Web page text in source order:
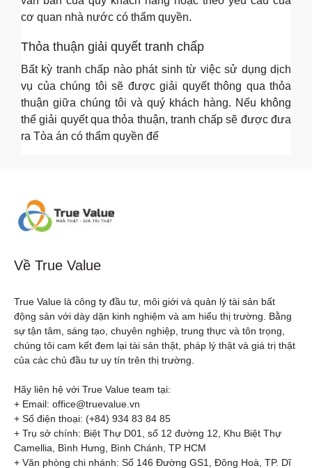
cơ quan nhà nước có thẩm quyền.
Thỏa thuận giải quyết tranh chấp
Bất kỳ tranh chấp nào phát sinh từ việc sử dụng dịch
vụ của chúng tôi sẽ được giải quyết thông qua thỏa
thuận giữa chúng tôi và quý khách hàng. Nếu không
thể giải quyết qua thỏa thuận, tranh chấp sẽ được đưa
ra Tòa án có thẩm quyền để
Về True Value
True Value là công ty đầu tư, môi giới và quản lý tài sản bất
động sản với dày dặn kinh nghiệm và am hiểu thị trường. Bằng
sự tận tâm, sáng tạo, chuyên nghiệp, trung thực và tôn trọng,
chúng tôi cam kết đem lại tài sản thật, pháp lý thật và giá trị thật
của các chủ đầu tư uy tín trên thị trường.
Hãy liên hệ với True Value team tại:
+ Email: office@truevalue.vn
+ Số điện thoại: (+84) 934 83 84 85
+ Trụ sở chính: Biệt Thự D01, số 12 đường 12, Khu Biệt Thự
Camellia, Bình Hưng, Bình Chánh, TP HCM
+ Văn phòng chi nhánh: Số 146 Đường GS1, Đông Hoà, TP. Dĩ